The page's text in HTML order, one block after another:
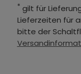
* gilt für
Lieferzeiten für
bitte der